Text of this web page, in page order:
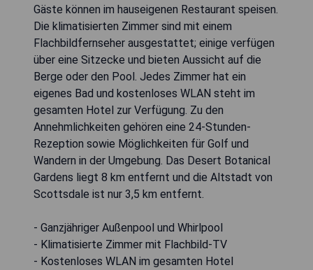
Gäste können im hauseigenen Restaurant speisen.
Die klimatisierten Zimmer sind mit einem
Flachbildfernseher ausgestattet; einige verfügen
über eine Sitzecke und bieten Aussicht auf die
Berge oder den Pool. Jedes Zimmer hat ein
eigenes Bad und kostenloses WLAN steht im
gesamten Hotel zur Verfügung. Zu den
Annehmlichkeiten gehören eine 24-Stunden-
Rezeption sowie Möglichkeiten für Golf und
Wandern in der Umgebung. Das Desert Botanical
Gardens liegt 8 km entfernt und die Altstadt von
Scottsdale ist nur 3,5 km entfernt.
- Ganzjähriger Außenpool und Whirlpool
- Klimatisierte Zimmer mit Flachbild-TV
- Kostenloses WLAN im gesamten Hotel